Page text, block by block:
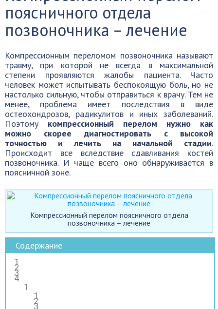
поясничного отдела
позвоночника – лечение
Компрессионным переломом позвоночника называют
травму, при которой не всегда в максимальной
степени проявляются жалобы пациента. Часто
человек может испытывать беспокоящую боль, но не
настолько сильную, чтобы отправиться к врачу. Тем не
менее, проблема имеет последствия в виде
остеохондрозов, радикулитов и иных заболеваний.
Поэтому компрессионный перелом нужно как
можно скорее диагностировать с высокой
точностью и лечить на начальной стадии.
Происходит все вследствие сдавливания костей
позвоночника. И чаще всего оно обнаруживается в
поясничной зоне.
Компрессионный перелом поясничного отдела
позвоночника – лечение
Содержание